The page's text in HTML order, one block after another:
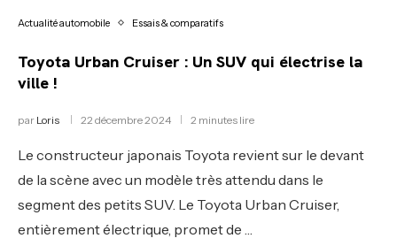
Actualité automobile Essais & comparatifs
Toyota Urban Cruiser : Un SUV qui électrise la
ville !
par Loris 22 décembre 2024 2 minutes lire
Le constructeur japonais Toyota revient sur le devant
de la scène avec un modèle très attendu dans le
segment des petits SUV. Le Toyota Urban Cruiser,
entièrement électrique, promet de …